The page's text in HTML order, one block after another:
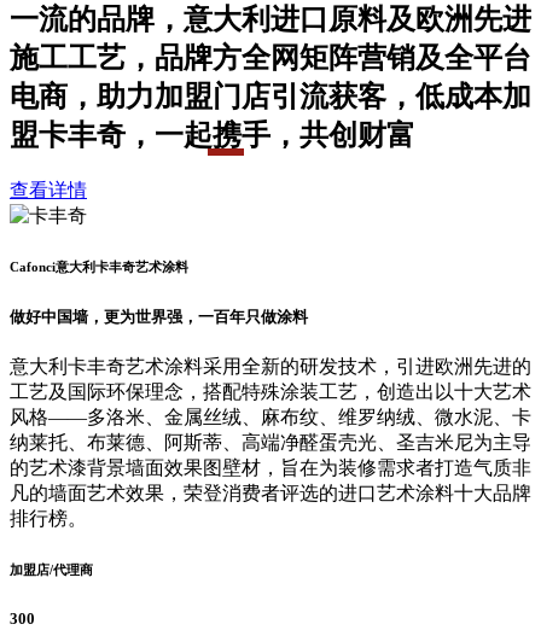
一流的品牌，意大利进口原料及欧洲先进
施工工艺，品牌方全网矩阵营销及全平台
电商，助力加盟门店引流获客，低成本加
盟卡丰奇，一起携手，共创财富
查看详情
Cafonci意大利卡丰奇艺术涂料
做好中国墙，更为世界强，一百年只做涂料
意大利卡丰奇艺术涂料采用全新的研发技术，引进欧洲先进的
工艺及国际环保理念，搭配特殊涂装工艺，创造出以十大艺术
风格——多洛米、金属丝绒、麻布纹、维罗纳绒、微水泥、卡
纳莱托、布莱德、阿斯蒂、高端净醛蛋壳光、圣吉米尼为主导
的艺术漆背景墙面效果图壁材，旨在为装修需求者打造气质非
凡的墙面艺术效果，荣登消费者评选的进口艺术涂料十大品牌
排行榜。
加盟店/代理商
300